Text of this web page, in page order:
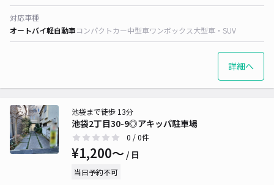
対応車種
オートバイ軽自動車コンパクトカー中型車ワンボックス大型車・SUV
詳細へ
池袋2丁目30-9◎アキッパ駐車場
池袋まで徒歩 13分
0 / 0件
¥1,200〜 / 日
当日予約不可